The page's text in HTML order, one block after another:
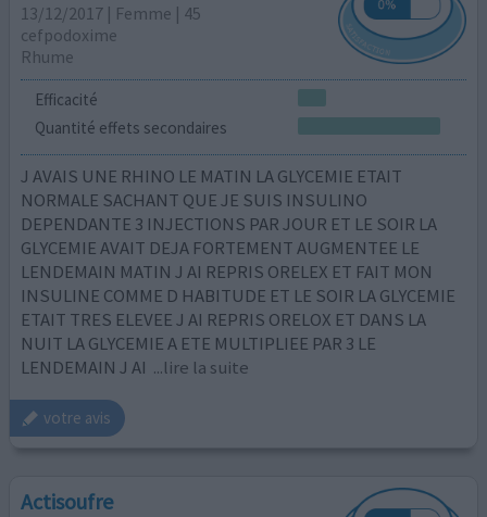
13/12/2017 | Femme | 45
cefpodoxime
Rhume
Efficacité
Quantité effets secondaires
J AVAIS UNE RHINO LE MATIN LA GLYCEMIE ETAIT
NORMALE SACHANT QUE JE SUIS INSULINO
DEPENDANTE 3 INJECTIONS PAR JOUR ET LE SOIR LA
GLYCEMIE AVAIT DEJA FORTEMENT AUGMENTEE LE
LENDEMAIN MATIN J AI REPRIS ORELEX ET FAIT MON
INSULINE COMME D HABITUDE ET LE SOIR LA GLYCEMIE
ETAIT TRES ELEVEE J AI REPRIS ORELOX ET DANS LA
NUIT LA GLYCEMIE A ETE MULTIPLIEE PAR 3 LE
LENDEMAIN J AI ...lire la suite
votre avis
Actisoufre